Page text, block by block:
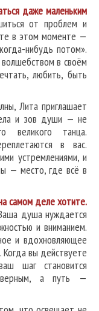
даже маленьким
от проблем и
в этом моменте —
нибудь потом».
в своём
любить, быть
Лита приглашает
и зов души — не
великого танца.
в вас.
устремлениями, и
— место, где всё в
самом деле хотите.
душа нуждается
и вниманием.
и вдохновляющее
вы действуете
шаг становится
а путь —